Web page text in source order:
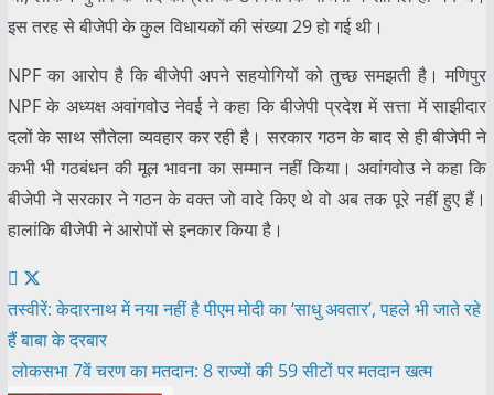
इस तरह से बीजेपी के कुल विधायकों की संख्या 29 हो गई थी।
NPF का आरोप है कि बीजेपी अपने सहयोगियों को तुच्छ समझती है। मणिपुर
NPF के अध्यक्ष अवांगवोउ नेवई ने कहा कि बीजेपी प्रदेश में सत्ता में साझीदार
दलों के साथ सौतेला व्यवहार कर रही है। सरकार गठन के बाद से ही बीजेपी ने
कभी भी गठबंधन की मूल भावना का सम्मान नहीं किया। अवांगवोउ ने कहा कि
बीजेपी ने सरकार ने गठन के वक्त जो वादे किए थे वो अब तक पूरे नहीं हुए हैं।
हालांकि बीजेपी ने आरोपों से इनकार किया है।
Post
navigation
तस्वीरें: केदारनाथ में नया नहीं है पीएम मोदी का ‘साधु अवतार’, पहले भी जाते रहे
हैं बाबा के दरबार
लोकसभा 7वें चरण का मतदान: 8 राज्यों की 59 सीटों पर मतदान खत्म